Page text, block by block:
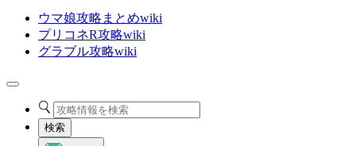
ウマ娘攻略まとめwiki
プリコネR攻略wiki
グラブル攻略wiki
検索